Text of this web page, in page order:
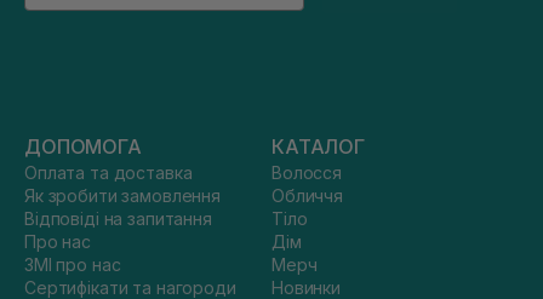
ДОПОМОГА
Оплата та доставка
Як зробити замовлення
Відповіді на запитання
Про нас
ЗМІ про нас
Сертифікати та нагороди
КАТАЛОГ
Волосся
Обличчя
Тіло
Дім
Мерч
Новинки